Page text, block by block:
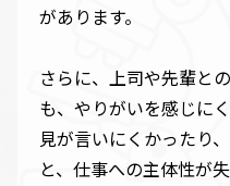
があります。
さらに、上司や先輩と
も、やりがいを感じに
見が言いにくかったり
と、仕事への主体性が